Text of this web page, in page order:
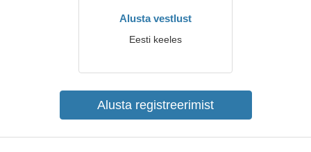
Alusta vestlust
Eesti keeles
Alusta registreerimist